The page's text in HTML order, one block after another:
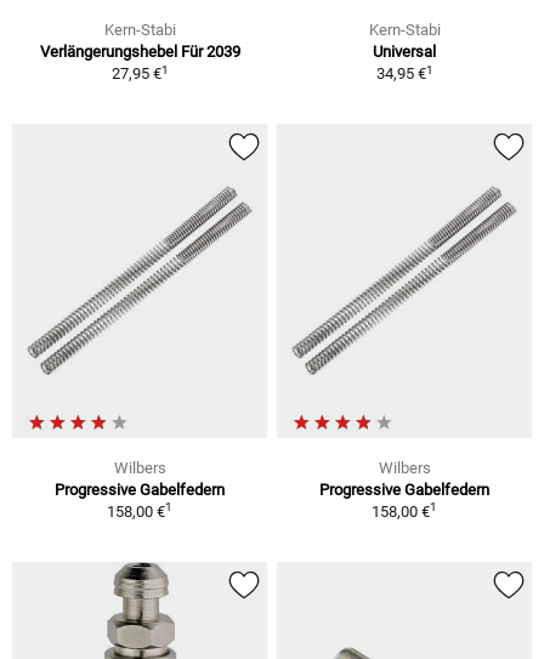
Kern-Stabi
Verlängerungshebel Für 2039
27,95 €1
Kern-Stabi
Universal
34,95 €1
Wilbers
Progressive Gabelfedern
158,00 €1
Wilbers
Progressive Gabelfedern
158,00 €1